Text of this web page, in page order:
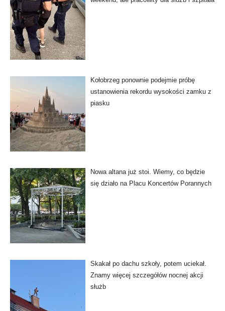
Kołobrzeg ponownie podejmie próbę
ustanowienia rekordu wysokości zamku z
piasku
Nowa altana już stoi. Wiemy, co będzie
się działo na Placu Koncertów Porannych
Skakał po dachu szkoły, potem uciekał.
Znamy więcej szczegółów nocnej akcji
służb